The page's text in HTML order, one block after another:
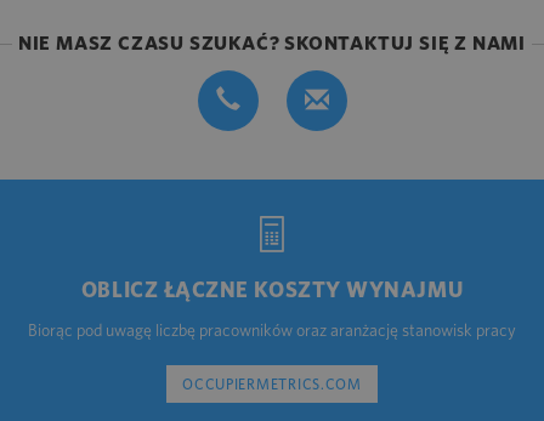
NIE MASZ CZASU SZUKAĆ? SKONTAKTUJ SIĘ Z NAMI
OBLICZ ŁĄCZNE KOSZTY WYNAJMU
Biorąc pod uwagę liczbę pracowników oraz aranżację stanowisk pracy
OCCUPIERMETRICS.COM